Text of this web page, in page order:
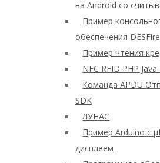
на Android со
Пример
обеспечения
Пример чтения
NFC RFID PHP
Команда APDU
SDK
ЛУНАС
Пример Arduino с
дисплеем